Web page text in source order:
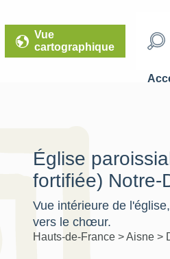
Vue
cartographique
Église
fortifiée) Notre-
Vue intérieure de
vers le chœur.
Hauts-de-France >Aisne >